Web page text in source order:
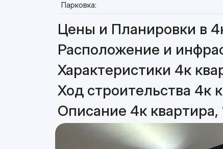
Парковка:
Цены и Планировки в
Расположение и
Характеристики 4к
Ход строительства 4к
Описание 4к квартира,